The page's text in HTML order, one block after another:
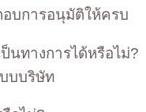
อบการอนุมัติให้ครบ
นทางการได้หรือไม่?
บบริษัท